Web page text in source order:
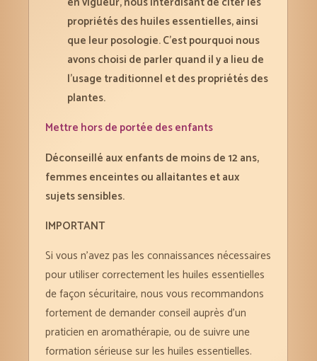
propriétés des huiles essentielles, ainsi
que leur posologie. C’est pourquoi nous
avons choisi de parler quand il y a lieu de
l’usage traditionnel et des propriétés des
plantes.
Mettre hors de portée des enfants
Déconseillé aux enfants de moins de 12 ans,
femmes enceintes ou allaitantes et aux
sujets sensibles.
IMPORTANT
Si vous n’avez pas les connaissances nécessaires
pour utiliser correctement les huiles essentielles
de façon sécuritaire, nous vous recommandons
fortement de demander conseil auprès d’un
praticien en aromathérapie, ou de suivre une
formation sérieuse sur les huiles essentielles.